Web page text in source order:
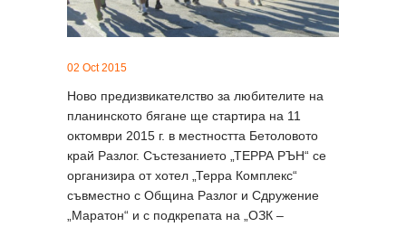
02 Oct 2015
Ново предизвикателство за любителите на
планинското бягане ще стартира на 11
октомври 2015 г. в местността Бетоловото
край Разлог. Състезанието „ТЕРРА РЪН“ се
организира от хотел „Терра Комплекс“
съвместно с Община Разлог и Сдружение
„Маратон“ и с подкрепата на „ОЗК –